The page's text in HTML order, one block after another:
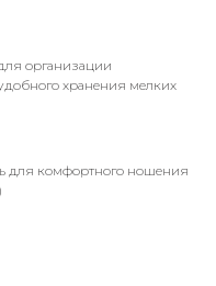
организации
хранения мелких
для комфортного ношения